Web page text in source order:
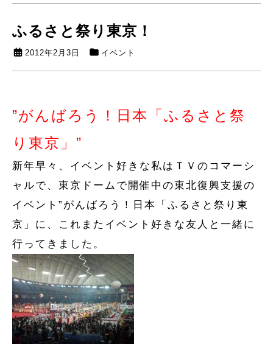
ふるさと祭り東京！
2012年2月3日 イベント
”がんばろう！日本「ふるさと祭
り東京」”
新年早々、イベント好きな私はＴＶのコマーシ
ャルで、東京ドームで開催中の東北復興支援の
イベント”がんばろう！日本「ふるさと祭り東
京」に、これまたイベント好きな友人と一緒に
行ってきました。